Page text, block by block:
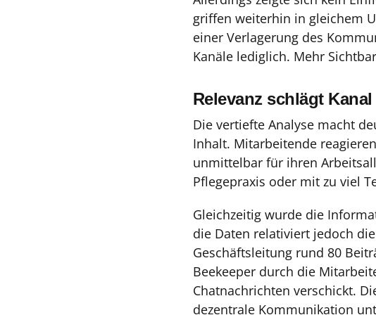
griffen weiterhin in gleichem
einer Verlagerung des
Kanäle lediglich. Mehr
Relevanz schlägt Kanal
Die vertiefte Analyse macht
Inhalt. Mitarbeitende
unmittelbar für ihren
Pflegepraxis oder mit zu viel
Gleichzeitig wurde die
die Daten relativiert jedoch
Geschäftsleitung rund 80
Beekeeper durch die
Chatnachrichten verschickt.
dezentrale Kommunikation